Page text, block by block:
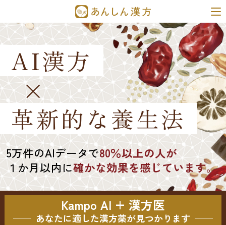
AI漢方
×
革新的な養生法
5万件のAIデータで80％以上の人が
１か月以内に確かな効果を感じています。
Kampo AI + 漢方医
あなたに適した漢方薬が見つかります